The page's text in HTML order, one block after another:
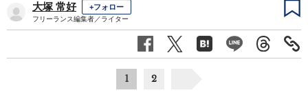
大塚 常好 +フォロー
フリーランス編集者／ライター
1 2